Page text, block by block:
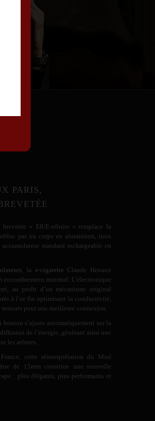
PARIS,
« E8/E-nfinite » remplace la
par un corps en aluminium, inox
standard rechargeable en
, la e-cigarette Claude Henaux
encombrement minimal. L’électronique
au profit d’un mécanisme original
à l’or fin optimisant la conductivité,
ressorts pour une meilleure connexion.
s’ajuste automatiquement sur la
de l’énergie, générant ainsi une
les arômes.
cette réinterprétation du Mod
de 15mm constitue une nouvelle
: plus élégants, plus performants et